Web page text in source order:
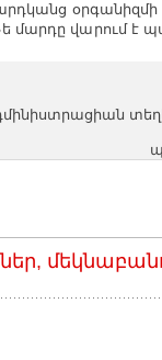
օրգանիզմի
մարդը վարում է